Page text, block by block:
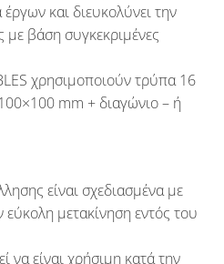
έργων και διευκολύνει την
βάση συγκεκριμένες
χρησιμοποιούν τρύπα 16
mm + διαγώνιο – ή
είναι σχεδιασμένα με
εύκολη μετακίνηση εντός του
να είναι χρήσιμη κατά την